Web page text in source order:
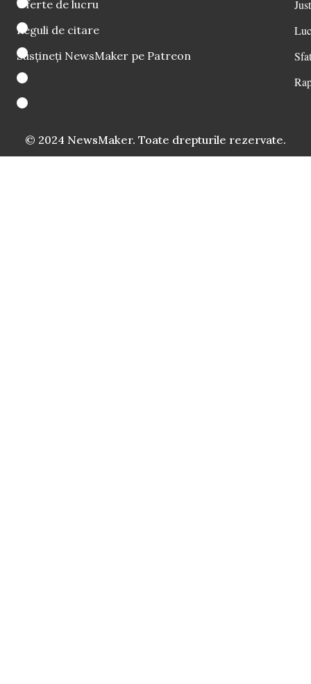
Oferte de lucru
Reguli de citare
Susțineți NewsMaker pe Patreon
© 2024 NewsMaker. Toate drepturile rezervate.